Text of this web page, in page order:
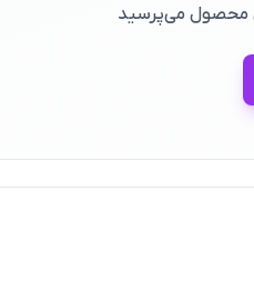
محصول می‌پرسید